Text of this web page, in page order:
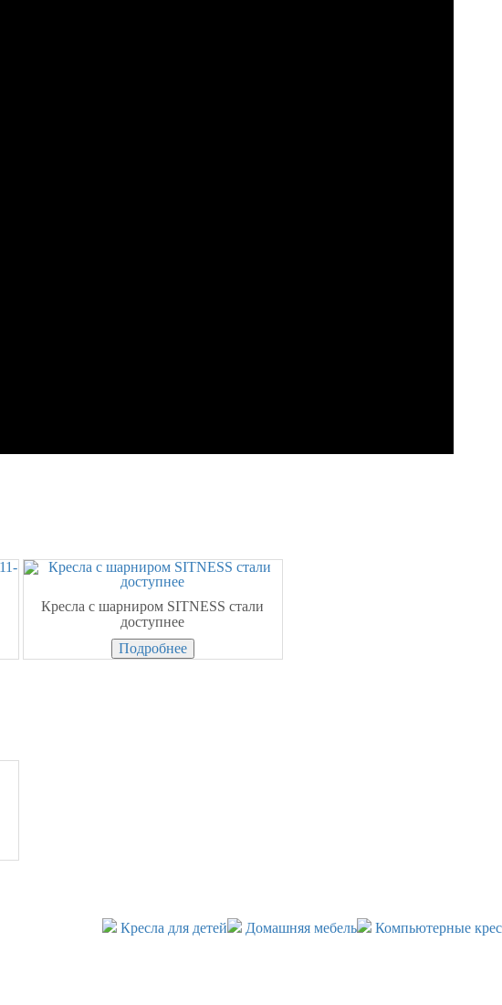
Кресла c шарниром SITNESS стали
доступнее
Подробнее
Компьютерные
Домашняя мебель
Кресла для детей